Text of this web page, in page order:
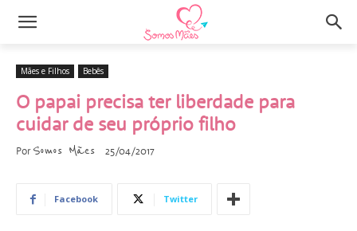
Mães e Filhos Bebês
O papai precisa ter liberdade para
cuidar de seu próprio filho
Por Somos Mães 25/04/2017
Facebook Twitter